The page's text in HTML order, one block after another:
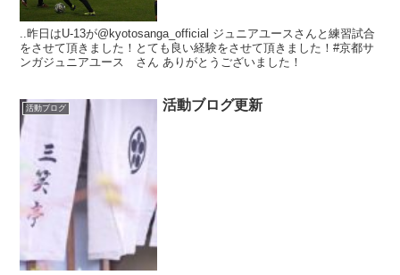
..昨日はU-13が@kyotosanga_official ジュニアユースさんと練習試合
をさせて頂きました！とても良い経験をさせて頂きました！#京都サ
ンガジュニアユース さん ありがとうございました！
活動ブログ 活動ブログ更新